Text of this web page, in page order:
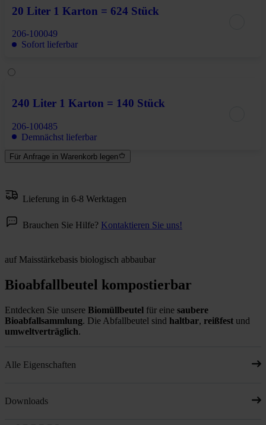
20 Liter 1 Karton = 624 Stück
206-100049
Sofort lieferbar
240 Liter 1 Karton = 140 Stück
206-100485
Demnächst lieferbar
Für Anfrage in Warenkorb legen
Lieferung in 6-8 Werktagen
Brauchen Sie Hilfe? Kontaktieren Sie uns!
auf Maisstärkebasis biologisch abbaubar
Bioabfallbeutel kompostierbar
Entdecken Sie unsere Biomüllbeutel für eine saubere
Bioabfallsammlung. Die Abfallbeutel sind haltbar, reißfest und
umweltverträglich.
Alle Eigenschaften
Downloads